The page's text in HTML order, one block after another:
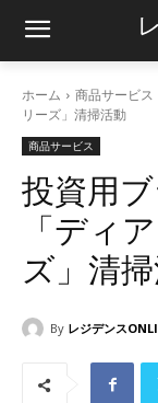
ホーム 商品サービス
リーズ」清掃活動
商品サービス
投資用
「ディ
ズ」清
By レジデンス